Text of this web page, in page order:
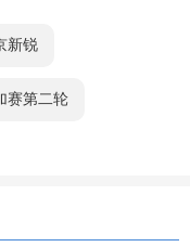
新锐
赛第二轮